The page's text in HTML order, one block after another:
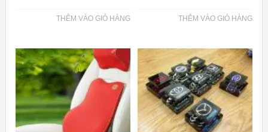
THÊM VÀO GIỎ HÀNG THÊM VÀO GIỎ HÀNG